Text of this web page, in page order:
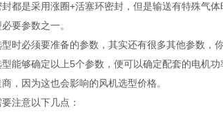
都是采用涨圈+活塞环密封，但是输送有特殊气
要参数之一。
必须要准备的参数，其实还有很多其他参数，
能够确定以上5个参数，便可以确定配套的电机
，因为这也会影响的风机选型价格。
注意以下几点：